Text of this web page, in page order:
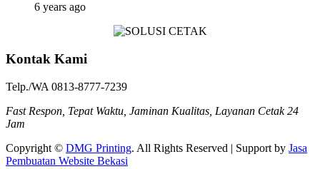
6 years ago
Kontak Kami
Telp./WA 0813-8777-7239
Fast Respon, Tepat Waktu, Jaminan Kualitas, Layanan Cetak 24
Jam
Copyright © DMG Printing. All Rights Reserved | Support by Jasa
Pembuatan Website Bekasi